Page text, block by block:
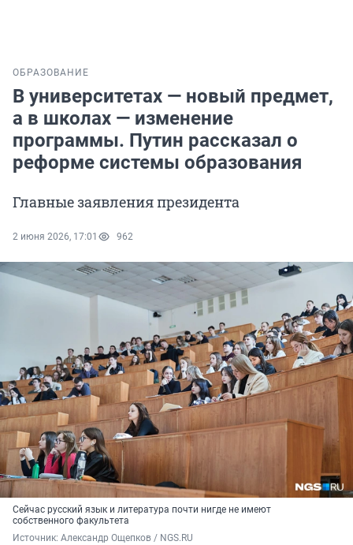
ОБРАЗОВАНИЕ
В университетах — новый предмет,
а в школах — изменение
программы. Путин рассказал о
реформе системы образования
Главные заявления президента
2 июня 2026, 17:01 962
Сейчас русский язык и литература почти нигде не имеют
собственного факультета
Источник: Александр Ощепков / NGS.RU